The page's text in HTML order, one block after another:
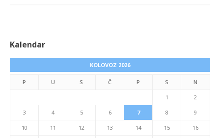
Kalendar
KOLOVOZ 2026
P U S Č P S N
1 2
3 4 5 6 7 8 9
10 11 12 13 14 15 16